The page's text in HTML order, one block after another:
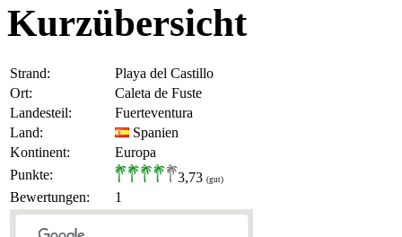
Kurzübersicht
Strand:
Playa del Castillo
Ort:
Caleta de Fuste
Landesteil:
Fuerteventura
Land:
Spanien
Kontinent:
Europa
Punkte:
3,73 (gut)
Bewertungen: 1